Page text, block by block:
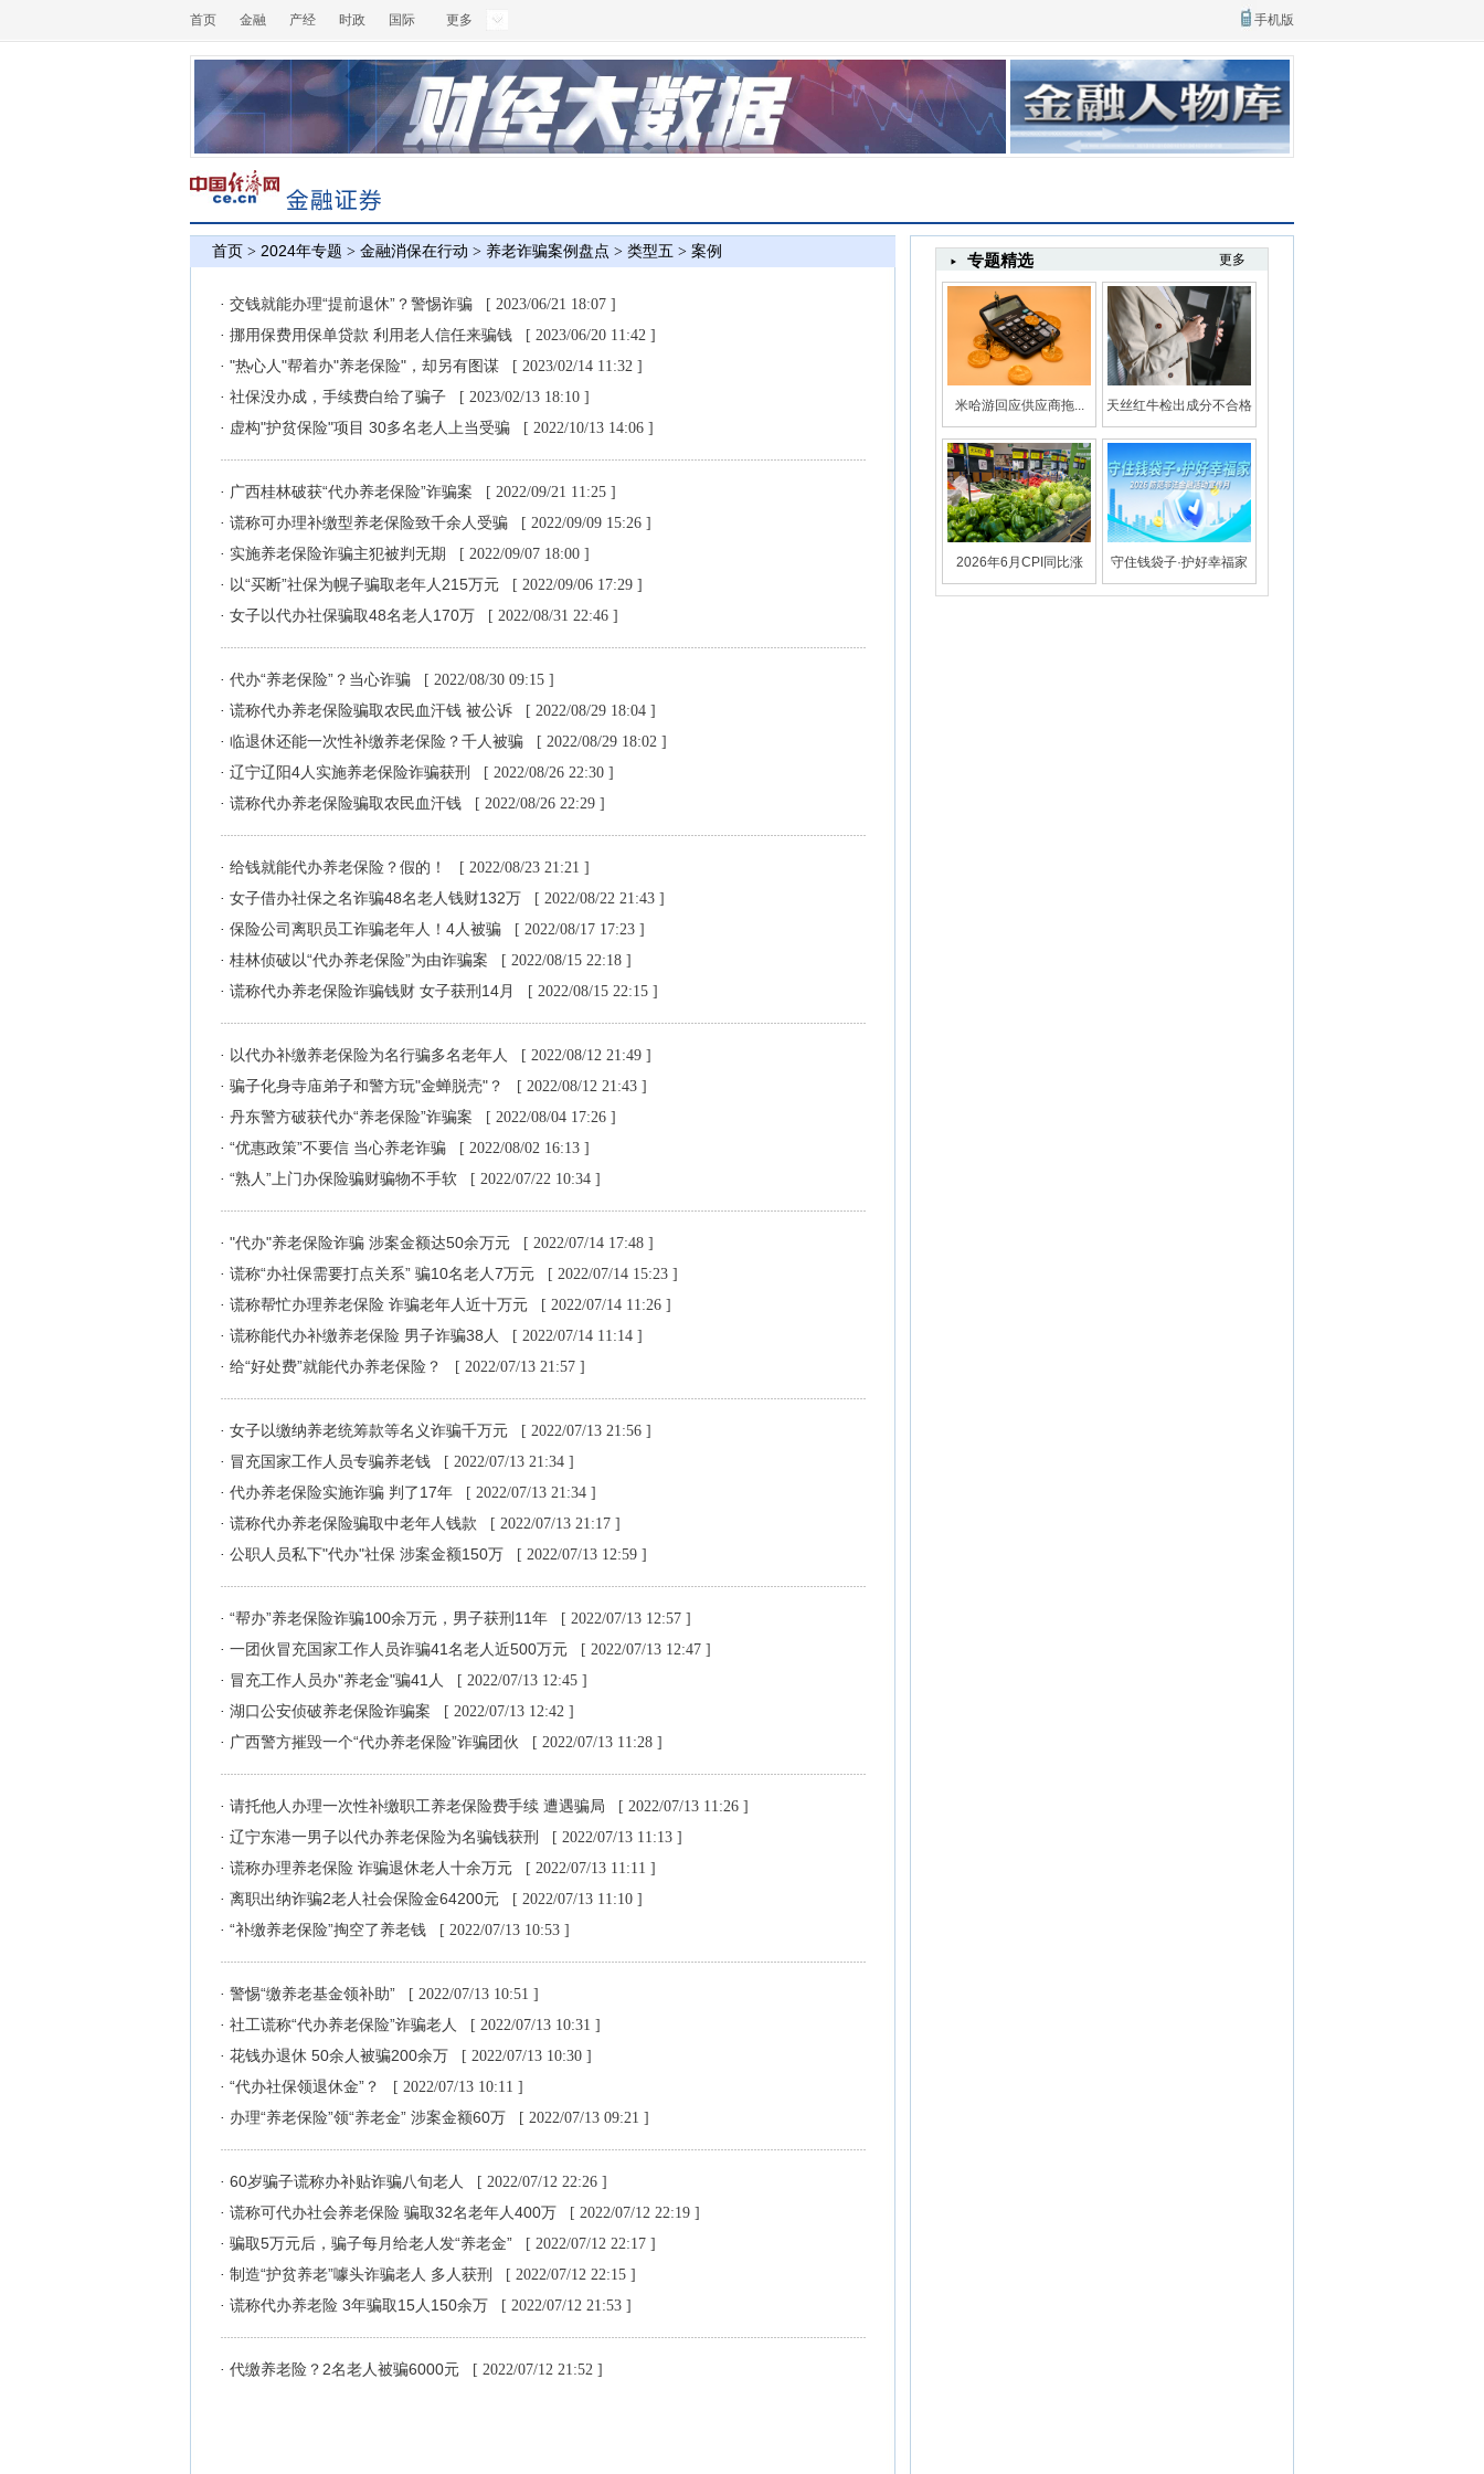
首页 金融 产经 时政 国际 更多 手机版
首页 > 2024年专题 > 金融消保在行动 > 养老诈骗案例盘点 > 类型五 > 案例
· 交钱就能办理“提前退休”？警惕诈骗
[ 2023/06/21 18:07 ]
· 挪用保费用保单贷款 利用老人信任来骗钱
[ 2023/06/20 11:42 ]
· "热心人"帮着办"养老保险"，却另有图谋
[ 2023/02/14 11:32 ]
· 社保没办成，手续费白给了骗子
[ 2023/02/13 18:10 ]
· 虚构"护贫保险"项目 30多名老人上当受骗 [ 2022/10/13 14:06 ]
· 广西桂林破获“代办养老保险”诈骗案
[ 2022/09/21 11:25 ]
· 谎称可办理补缴型养老保险致千余人受骗
[ 2022/09/09 15:26 ]
· 实施养老保险诈骗主犯被判无期
[ 2022/09/07 18:00 ]
· 以“买断”社保为幌子骗取老年人215万元
[ 2022/09/06 17:29 ]
· 女子以代办社保骗取48名老人170万 [ 2022/08/31 22:46 ]
· 代办“养老保险”？当心诈骗
[ 2022/08/30 09:15 ]
· 谎称代办养老保险骗取农民血汗钱 被公诉
[ 2022/08/29 18:04 ]
· 临退休还能一次性补缴养老保险？千人被骗
[ 2022/08/29 18:02 ]
· 辽宁辽阳4人实施养老保险诈骗获刑
[ 2022/08/26 22:30 ]
· 谎称代办养老保险骗取农民血汗钱 [ 2022/08/26 22:29 ]
· 给钱就能代办养老保险？假的！
[ 2022/08/23 21:21 ]
· 女子借办社保之名诈骗48名老人钱财132万
[ 2022/08/22 21:43 ]
· 保险公司离职员工诈骗老年人！4人被骗
[ 2022/08/17 17:23 ]
· 桂林侦破以“代办养老保险”为由诈骗案
[ 2022/08/15 22:18 ]
· 谎称代办养老保险诈骗钱财 女子获刑14月 [ 2022/08/15 22:15 ]
· 以代办补缴养老保险为名行骗多名老年人
[ 2022/08/12 21:49 ]
· 骗子化身寺庙弟子和警方玩"金蝉脱壳"？
[ 2022/08/12 21:43 ]
· 丹东警方破获代办“养老保险”诈骗案
[ 2022/08/04 17:26 ]
· “优惠政策”不要信 当心养老诈骗
[ 2022/08/02 16:13 ]
· “熟人”上门办保险骗财骗物不手软 [ 2022/07/22 10:34 ]
· "代办"养老保险诈骗 涉案金额达50余万元
[ 2022/07/14 17:48 ]
· 谎称“办社保需要打点关系” 骗10名老人7万元
[ 2022/07/14 15:23 ]
· 谎称帮忙办理养老保险 诈骗老年人近十万元
[ 2022/07/14 11:26 ]
· 谎称能代办补缴养老保险 男子诈骗38人
[ 2022/07/14 11:14 ]
· 给“好处费”就能代办养老保险？ [ 2022/07/13 21:57 ]
· 女子以缴纳养老统筹款等名义诈骗千万元
[ 2022/07/13 21:56 ]
· 冒充国家工作人员专骗养老钱
[ 2022/07/13 21:34 ]
· 代办养老保险实施诈骗 判了17年
[ 2022/07/13 21:34 ]
· 谎称代办养老保险骗取中老年人钱款
[ 2022/07/13 21:17 ]
· 公职人员私下"代办"社保 涉案金额150万 [ 2022/07/13 12:59 ]
· “帮办”养老保险诈骗100余万元，男子获刑11年
[ 2022/07/13 12:57 ]
· 一团伙冒充国家工作人员诈骗41名老人近500万元
[ 2022/07/13 12:47 ]
· 冒充工作人员办"养老金"骗41人
[ 2022/07/13 12:45 ]
· 湖口公安侦破养老保险诈骗案
[ 2022/07/13 12:42 ]
· 广西警方摧毁一个“代办养老保险”诈骗团伙 [ 2022/07/13 11:28 ]
· 请托他人办理一次性补缴职工养老保险费手续 遭遇骗局
[ 2022/07/13 11:26 ]
· 辽宁东港一男子以代办养老保险为名骗钱获刑
[ 2022/07/13 11:13 ]
· 谎称办理养老保险 诈骗退休老人十余万元
[ 2022/07/13 11:11 ]
· 离职出纳诈骗2老人社会保险金64200元
[ 2022/07/13 11:10 ]
· “补缴养老保险”掏空了养老钱 [ 2022/07/13 10:53 ]
· 警惕“缴养老基金领补助”
[ 2022/07/13 10:51 ]
· 社工谎称“代办养老保险”诈骗老人
[ 2022/07/13 10:31 ]
· 花钱办退休 50余人被骗200余万
[ 2022/07/13 10:30 ]
· “代办社保领退休金”？
[ 2022/07/13 10:11 ]
· 办理“养老保险”领“养老金” 涉案金额60万 [ 2022/07/13 09:21 ]
· 60岁骗子谎称办补贴诈骗八旬老人
[ 2022/07/12 22:26 ]
· 谎称可代办社会养老保险 骗取32名老年人400万
[ 2022/07/12 22:19 ]
· 骗取5万元后，骗子每月给老人发“养老金”
[ 2022/07/12 22:17 ]
· 制造“护贫养老”噱头诈骗老人 多人获刑
[ 2022/07/12 22:15 ]
· 谎称代办养老险 3年骗取15人150余万 [ 2022/07/12 21:53 ]
· 代缴养老险？2名老人被骗6000元 [ 2022/07/12 21:52 ]
专题精选 更多
米哈游回应供应商拖... 天丝红牛检出成分不合格
2026年6月CPI同比涨
1.0%
守住钱袋子·护好幸福家